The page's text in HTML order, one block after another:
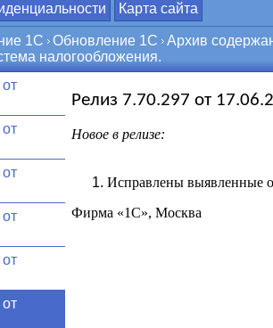
Карта сайта
1С Обновление 1С
Архив
налогообложения.
Релиз 7.70.297 от
Новое в релизе:
Исправлены выявленные
Фирма «1С», Москва